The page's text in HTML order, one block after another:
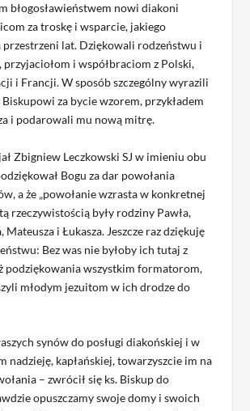
błogosławieństwem nowi diakoni
za troskę i wsparcie, jakiego
przestrzeni lat. Dziękowali rodzeństwu i
przyjaciołom i współbraciom z Polski,
i Francji. W sposób szczególny wyrazili
za bycie wzorem, przykładem
i podarowali mu nową mitrę.
Zbigniew Leczkowski SJ w imieniu obu
Bogu za dar powołania
a że „powołanie wzrasta w konkretnej
rzeczywistością były rodziny Pawła,
Mateusza i Łukasza. Jeszcze raz dziękuję
Bez was nie byłoby ich tutaj z
podziękowania wszystkim formatorom,
młodym jezuitom w ich drodze do
synów do posługi diakońskiej i w
nadzieję, kapłańskiej, towarzyszcie im na
– zwrócił się ks. Biskup do
opuszczamy swoje domy i swoich